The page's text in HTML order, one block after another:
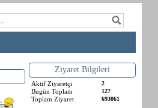
Ziyaret Bilgileri
Aktif Ziyaretçi 2
Bugün Toplam 127
Toplam Ziyaret 693061